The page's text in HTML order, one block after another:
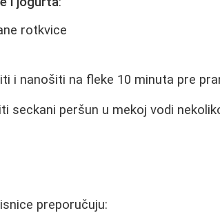
rotkvice
i nanošiti na fleke 10 minuta pre
seckani peršun u mekoj vodi
preporučuju: